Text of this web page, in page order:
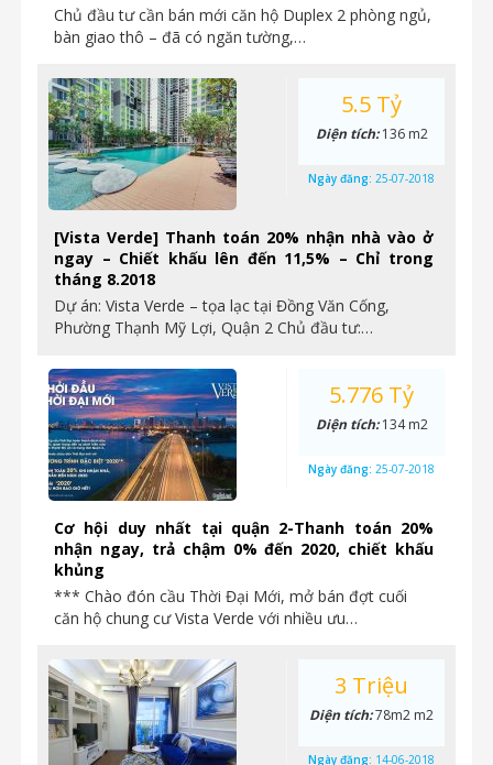
Chủ đầu tư cần bán mới căn hộ Duplex 2 phòng ngủ,
bàn giao thô – đã có ngăn tường,…
[Vista Verde] Thanh toán 20% nhận nhà vào ở
ngay – Chiết khấu lên đến 11,5% – Chỉ trong
tháng 8.2018
Dự án: Vista Verde – tọa lạc tại Đồng Văn Cống,
Phường Thạnh Mỹ Lợi, Quận 2 Chủ đầu tư:…
5.5 Tỷ
Diện tích:136 m2
Ngày đăng: 25-07-2018
Cơ hội duy nhất tại quận 2-Thanh toán 20%
nhận ngay, trả chậm 0% đến 2020, chiết khấu
khủng
*** Chào đón cầu Thời Đại Mới, mở bán đợt cuối
căn hộ chung cư Vista Verde với nhiều ưu…
5.776 Tỷ
Diện tích:134 m2
Ngày đăng: 25-07-2018
3 Triệu
Diện tích:78m2 m2
Ngày đăng: 14-06-2018